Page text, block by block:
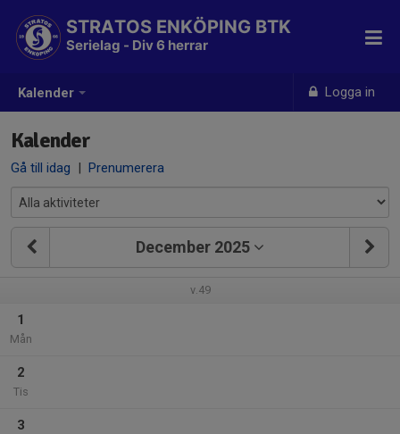
Kalender Logga in
STRATOS ENKÖPING BTK
Serielag - Div 6 herrar
Kalender
Gå till idag | Prenumerera
December 2025
v.49
1
Mån
2
Tis
3